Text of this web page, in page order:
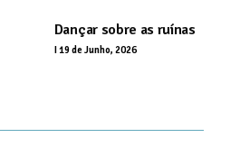
Dançar sobre as ruínas
I19 de Junho, 2026